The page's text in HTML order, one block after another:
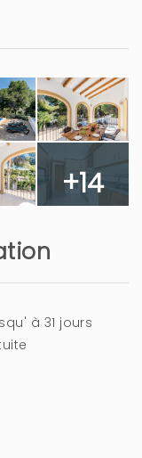
y el pin-pon
limpia y su
A ÉTÉ UTILE? 0
+14
à 31 jours